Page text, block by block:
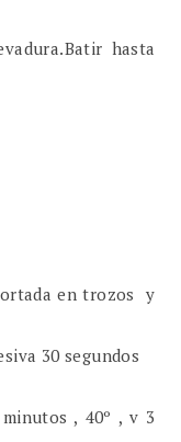
hasta
en trozos y
30 segundos
, 40º , v 3